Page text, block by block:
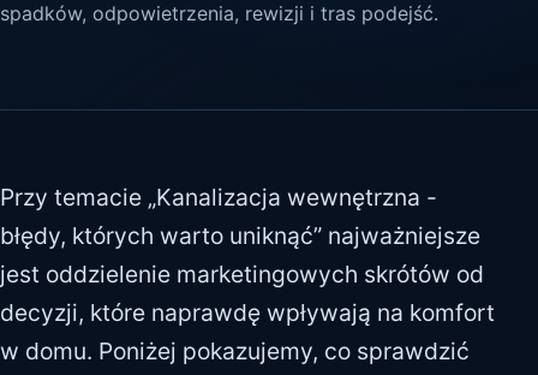
spadków, odpowietrzenia, rewizji i tras podejść.
Przy temacie „Kanalizacja wewnętrzna -
błędy, których warto uniknąć” najważniejsze
jest oddzielenie marketingowych skrótów od
decyzji, które naprawdę wpływają na komfort
w domu. Poniżej pokazujemy, co sprawdzić